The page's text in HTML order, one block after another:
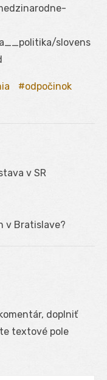
slovens
odpočinok
v SR
v Bratislave?
doplniť
textové pole